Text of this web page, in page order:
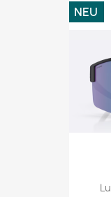
NEU